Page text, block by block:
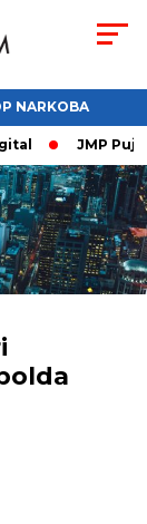
NARKOBA
JMP Puji